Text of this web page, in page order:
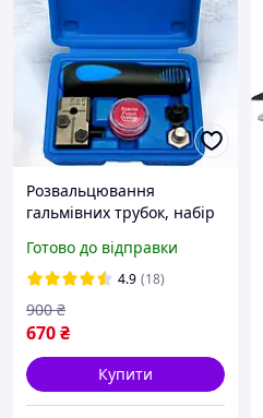
Розвальцювання
гальмівних трубок, набір
мідних трубок у плоскому
кейсі
Готово до відправки
4.9 (18)
670₴
900 ₴
Купити